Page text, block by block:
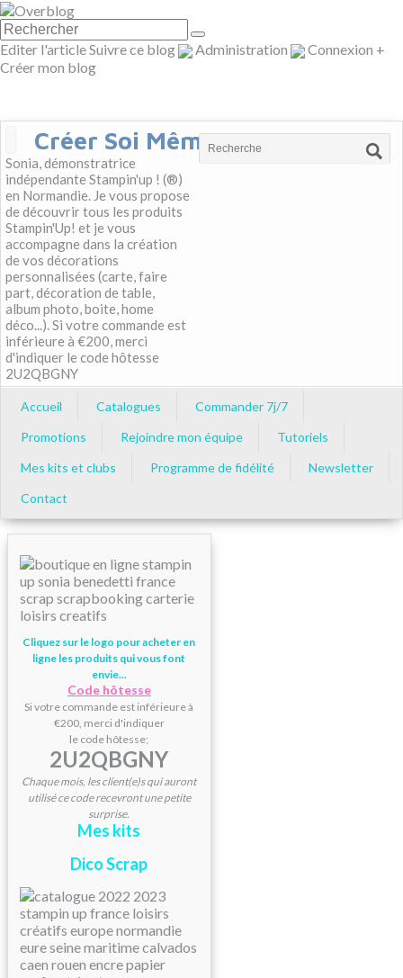
Editer l'articleSuivre ce blog Administration Connexion +
Créer mon blog
Créer Soi Même
Sonia, démonstratrice
indépendante Stampin'up ! (®)
en Normandie. Je vous propose
de découvrir tous les produits
Stampin'Up! et je vous
accompagne dans la création
de vos décorations
personnalisées (carte, faire
part, décoration de table,
album photo, boite, home
déco...). Si votre commande est
inférieure à €200, merci
d'indiquer le code hôtesse
2U2QBGNY
Accueil Catalogues
Commander 7j/7
Promotions
Rejoindre mon équipe
Tutoriels
Mes kits et clubs
Programme de fidélité
Newsletter
Contact
Cliquez sur le logo pour acheter en
ligne les produits qui vous font
envie...
Code hôtesse
Si votre commande est inférieure à
€200, merci d'indiquer
le code hôtesse;
2U2QBGNY
Chaque mois, les client(e)s qui auront
utilisé ce code recevront une petite
surprise.
Mes kits
Dico Scrap